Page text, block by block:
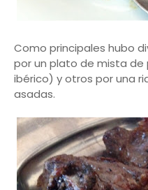
Como principales hubo
por un plato de mista
ibérico) y otros por una
asadas.